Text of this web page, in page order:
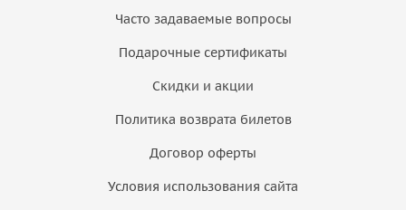
Часто задаваемые вопросы
Подарочные сертификаты
Скидки и акции
Политика возврата билетов
Договор оферты
Условия использования сайта